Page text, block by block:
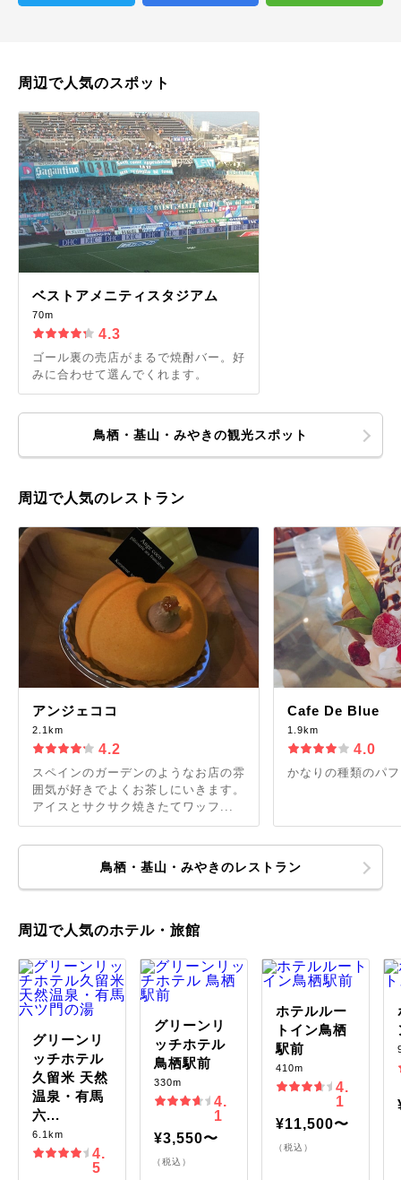
周辺で人気のスポット
ベストアメニティスタジアム
70m
4.3
ゴール裏の売店がまるで焼酎バー。好
みに合わせて選んでくれます。
鳥栖・基山・みやきの観光スポット
周辺で人気のレストラン
アンジェココ
2.1km
4.2
スペインのガーデンのようなお店の雰
囲気が好きでよくお茶しにいきます。
アイスとサクサク焼きたてワッフ...
Cafe De Blue
1.9km
4.0
かなりの種類のパ
鳥栖・基山・みやきのレストラン
周辺で人気のホテル・旅館
グリーンリ
ッチホテル
久留米 天然
温泉・有馬
六...
6.1km
4.
5
グリーンリ
ッチホテル
鳥栖駅前
330m
4.
1
¥3,550〜
（税込）
ホテルルー
トイン鳥栖
駅前
410m
4.
1
¥11,500〜
（税込）